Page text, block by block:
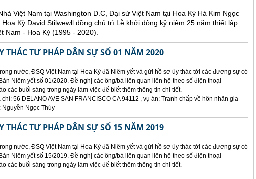
Việt Nam tại Washington D.C, Đại sứ Việt Nam tại Hoa Kỳ Hà Kim Ngọc
Kỳ David Stilwewll đồng chủ trì Lễ khởi động kỷ niệm 25 năm thiết lập
Nam - Hoa Kỳ (1995 - 2020).
THÁC TƯ PHÁP DÂN SỰ SỐ 01 NĂM 2020
nước, ĐSQ Việt Nam tại Hoa Kỳ đã Niêm yết và gửi hồ sơ ủy thác tới các đương sự có
Niêm yết số 01/2020. Đề nghị các ông/bà liên quan liên hệ theo số điện thoại
các buổi sáng trong ngày làm việc để biết thêm thông tin chi tiết.
56 DELANO AVE SAN FRANCISCO CA 94112 , vụ án: Tranh chấp về hôn nhân gia
Ngọc Thúy
THÁC TƯ PHÁP DÂN SỰ SỐ 15 NĂM 2019
nước, ĐSQ Việt Nam tại Hoa Kỳ đã Niêm yết và gửi hồ sơ ủy thác tới các đương sự có
Niêm yết số 15/2019. Đề nghị các ông/bà liên quan liên hệ theo số điện thoại
các buổi sáng trong ngày làm việc để biết thêm thông tin chi tiết.